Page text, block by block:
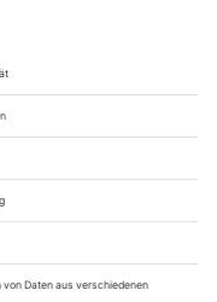
Preise für Käufe
der Bestellung
9,99 €